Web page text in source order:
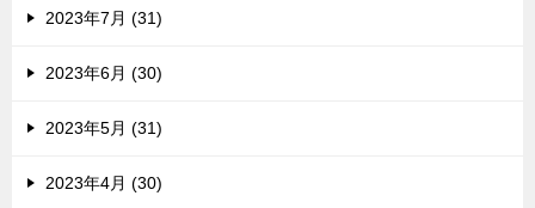
2023年7月 (31)
2023年6月 (30)
2023年5月 (31)
2023年4月 (30)